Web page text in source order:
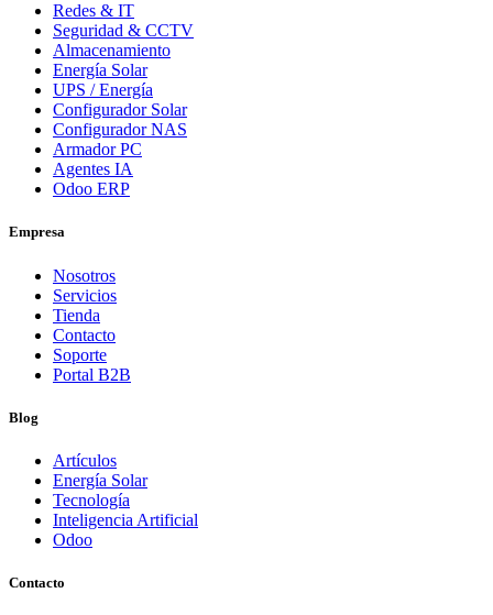
Redes & IT
Seguridad & CCTV
Almacenamiento
Energía Solar
UPS / Energía
Configurador Solar
Configurador NAS
Armador PC
Agentes IA
Odoo ERP
Empresa
Nosotros
Servicios
Tienda
Contacto
Soporte
Portal B2B
Blog
Artículos
Energía Solar
Tecnología
Inteligencia Artificial
Odoo
Contacto